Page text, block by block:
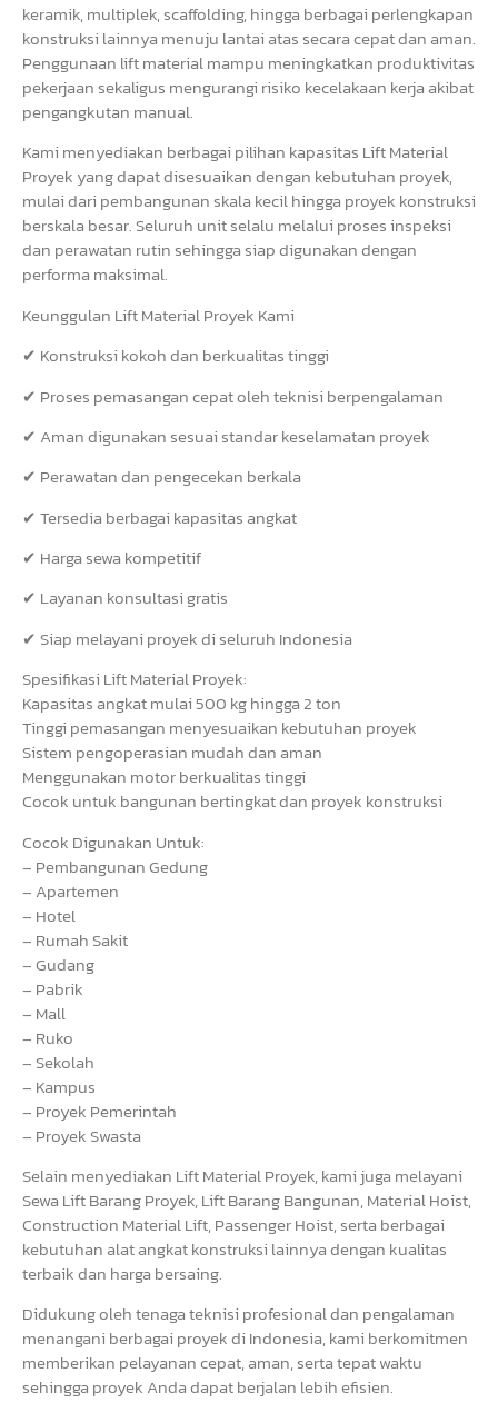
keramik, multiplek, scaffolding, hingga berbagai perlengkapan
konstruksi lainnya menuju lantai atas secara cepat dan aman.
Penggunaan lift material mampu meningkatkan produktivitas
pekerjaan sekaligus mengurangi risiko kecelakaan kerja akibat
pengangkutan manual.
Kami menyediakan berbagai pilihan kapasitas Lift Material
Proyek yang dapat disesuaikan dengan kebutuhan proyek,
mulai dari pembangunan skala kecil hingga proyek konstruksi
berskala besar. Seluruh unit selalu melalui proses inspeksi
dan perawatan rutin sehingga siap digunakan dengan
performa maksimal.
Keunggulan Lift Material Proyek Kami
✔ Konstruksi kokoh dan berkualitas tinggi
✔ Proses pemasangan cepat oleh teknisi berpengalaman
✔ Aman digunakan sesuai standar keselamatan proyek
✔ Perawatan dan pengecekan berkala
✔ Tersedia berbagai kapasitas angkat
✔ Harga sewa kompetitif
✔ Layanan konsultasi gratis
✔ Siap melayani proyek di seluruh Indonesia
Spesifikasi Lift Material Proyek:
Kapasitas angkat mulai 500 kg hingga 2 ton
Tinggi pemasangan menyesuaikan kebutuhan proyek
Sistem pengoperasian mudah dan aman
Menggunakan motor berkualitas tinggi
Cocok untuk bangunan bertingkat dan proyek konstruksi
Cocok Digunakan Untuk:
– Pembangunan Gedung
– Apartemen
– Hotel
– Rumah Sakit
– Gudang
– Pabrik
– Mall
– Ruko
– Sekolah
– Kampus
– Proyek Pemerintah
– Proyek Swasta
Selain menyediakan Lift Material Proyek, kami juga melayani
Sewa Lift Barang Proyek, Lift Barang Bangunan, Material Hoist,
Construction Material Lift, Passenger Hoist, serta berbagai
kebutuhan alat angkat konstruksi lainnya dengan kualitas
terbaik dan harga bersaing.
Didukung oleh tenaga teknisi profesional dan pengalaman
menangani berbagai proyek di Indonesia, kami berkomitmen
memberikan pelayanan cepat, aman, serta tepat waktu
sehingga proyek Anda dapat berjalan lebih efisien.